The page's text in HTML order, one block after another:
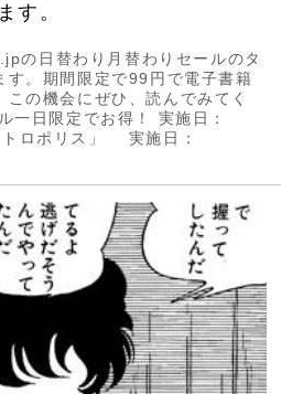
す。
の日替わり月替わりセールのタ
す。期間限定で99円で電子書籍
の機会にぜひ、読んでみてく
日限定でお得！ 実施日：
ロポリス」 実施日：